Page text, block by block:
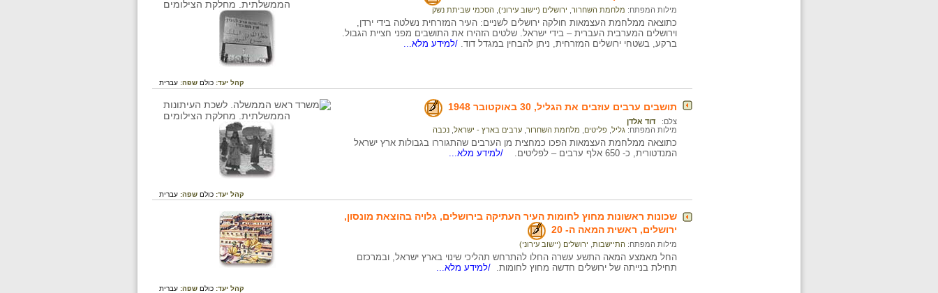
מילות המפתח: מלחמת השחרור ירושלים (יישוב עירוני) הסכמי שביתת נשק
כתוצאה ממלחמת העצמאות חולקה ירושלים לשניים: העיר המזרחית נשלטה בידי ירדן,
וירושלים המערבית העברית – בידי ישראל. שלטים הזהירו את התושבים מפני חציית הגבול.
ברקע, בשטחי ירושלים המזרחית, ניתן להבחין במגדל דוד. /למידע מלא...
קהל יעד: כולם שפה: עברית
תושבים ערבים עוזבים את הגליל, 30 באוקטובר 1948
צלם:
דוד אלדן
מילות המפתח: גליל פליטים מלחמת השחרור ערבים בארץ - ישראל נכבה
כתוצאה ממלחמת העצמאות הפכו כמחצית מן הערבים שהתגוררו בגבולות ארץ ישראל
המנדטורית, כ- 650 אלף ערבים – לפליטים.
/למידע מלא...
קהל יעד: כולם שפה: עברית
שכונות ראשונות מחוץ לחומות העיר העתיקה בירושלים, גלויה בהוצאת מונסון,
ירושלים, ראשית המאה ה- 20
מילות המפתח: התיישבות ירושלים (יישוב עירוני)
החל מאמצע המאה התשע עשרה החלו להתרחש תהליכי שינוי בארץ ישראל, ובמרכזם
תחילת בנייתה של ירושלים חדשה מחוץ לחומות. /למידע מלא...
קהל יעד: כולם שפה: עברית